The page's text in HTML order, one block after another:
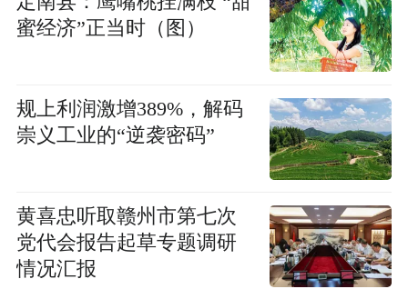
蜜经济”正当时（图）
规上利润激增389%，解码
崇义工业的“逆袭密码”
黄喜忠听取赣州市第七次
党代会报告起草专题调研
情况汇报